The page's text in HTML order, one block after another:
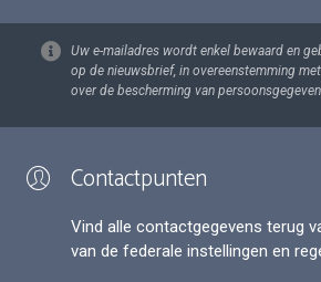
Uw e-mailadres wordt enkel bewaard en
op de nieuwsbrief, in overeenstemming
over de bescherming van
Contactpunten
Vind alle contactgegevens terug
van de federale instellingen en